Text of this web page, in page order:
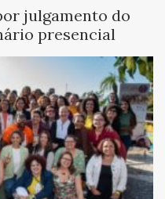
julgamento do
presencial